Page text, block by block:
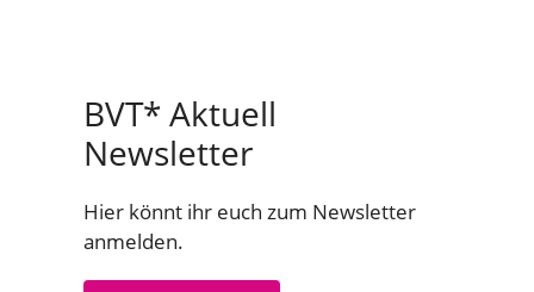
BVT* Aktuell
Newsletter
Hier könnt ihr euch zum Newsletter
anmelden.